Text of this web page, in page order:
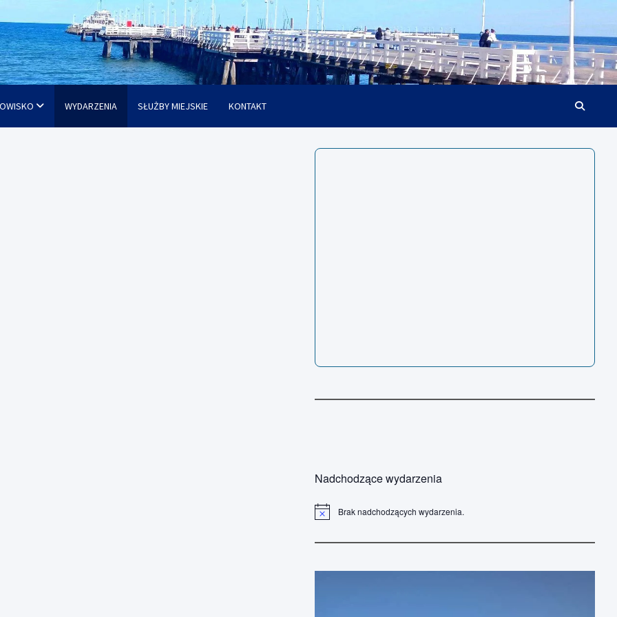
WYDARZENIA SŁUŻBY MIEJSKIE KONTAKT
Nadchodzące wydarzenia
P
d
Brak nadchodzących wydarzenia.